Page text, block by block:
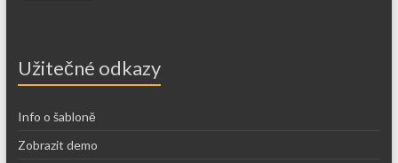
Užitečné odkazy
Info o šabloně
Zobrazit demo